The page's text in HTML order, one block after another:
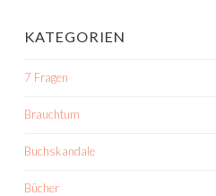
KATEGORIEN
7 Fragen
Brauchtum
Buchskandale
Bücher